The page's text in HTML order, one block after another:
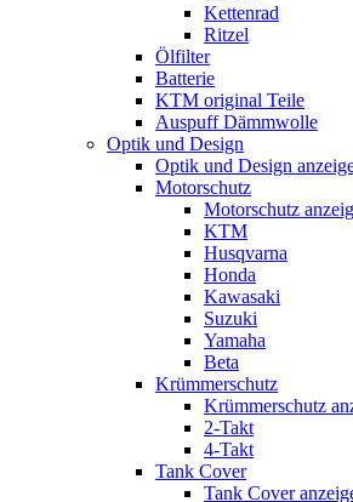
Kettenrad
Ritzel
Ölfilter
Batterie
KTM original Teile
Auspuff Dämmwolle
Optik und Design
Optik und Design
Motorschutz
Motorschutz
KTM
Husqvarna
Honda
Kawasaki
Suzuki
Yamaha
Beta
Krümmerschutz
Krümmerschutz
2-Takt
4-Takt
Tank Cover
Tank Cover